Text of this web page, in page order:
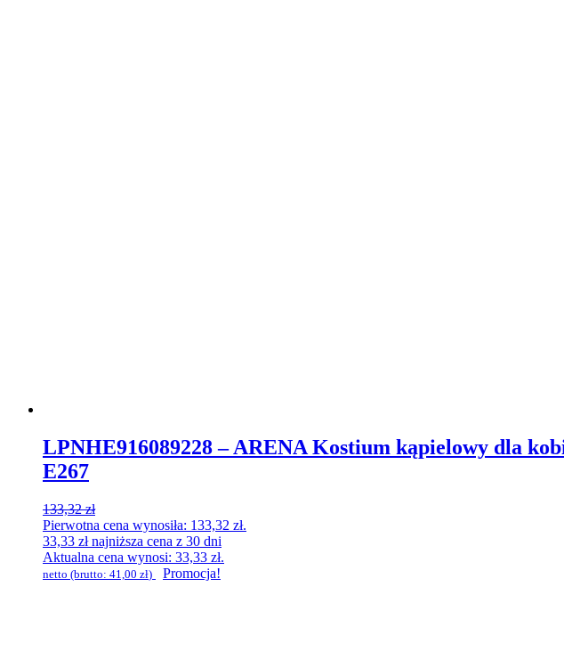
LPNHE916089228 – ARENA Kostium kąpielowy dla
E267
133,32zł
Pierwotna cena wynosiła: 133,32 zł.
33,33 złnajniższa cena z 30 dni
Aktualna cena wynosi: 33,33 zł.
netto (brutto: 41,00 zł) Promocja!